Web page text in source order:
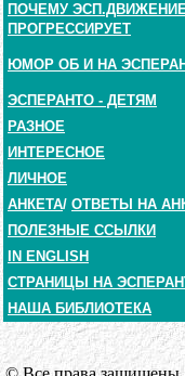
ПОЧЕМУ
ПРОГРЕССИРУЕТ
ЮМОР ОБ И НА
ЭСПЕРАНТО - ДЕТЯМ
РАЗНОЕ
ИНТЕРЕСНОЕ
ЛИЧНОЕ
АНКЕТА/ ОТВЕТЫ НА
ПОЛЕЗНЫЕ ССЫЛКИ
IN ENGLISH
СТРАНИЦЫ НА
НАША БИБЛИОТЕКА